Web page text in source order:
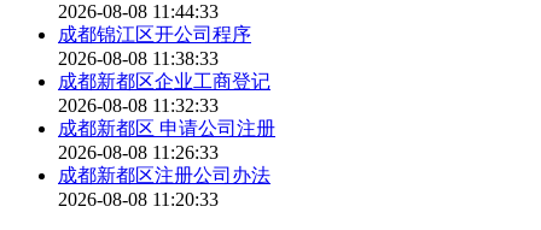
2026-08-08 11:44:33
成都锦江区开公司程序
2026-08-08 11:38:33
成都新都区企业工商登记
2026-08-08 11:32:33
成都新都区 申请公司注册
2026-08-08 11:26:33
成都新都区注册公司办法
2026-08-08 11:20:33